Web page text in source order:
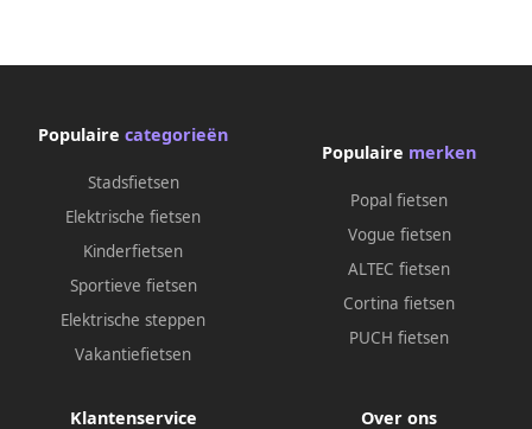
Populaire categorieën
Stadsfietsen
Elektrische fietsen
Kinderfietsen
Sportieve fietsen
Elektrische steppen
Vakantiefietsen
Populaire merken
Popal fietsen
Vogue fietsen
ALTEC fietsen
Cortina fietsen
PUCH fietsen
Klantenservice Over ons